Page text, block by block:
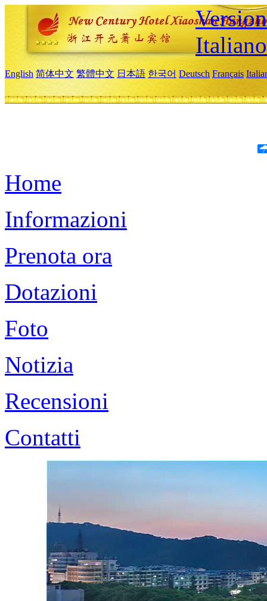
Italiano
English 简体中文 繁體中文 日本語 한국어 Deutsch Français
Home
Informazioni
Prenota ora
Dotazioni
Foto
Notizia
Recensioni
Contatti